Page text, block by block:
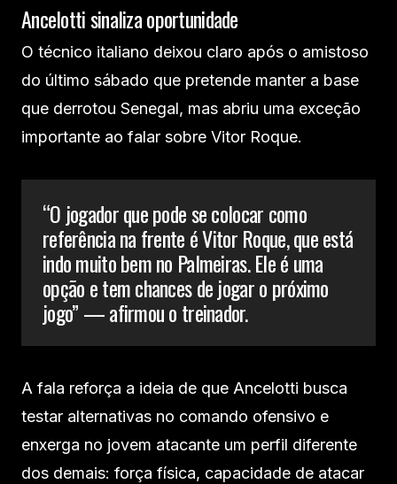
Ancelotti sinaliza oportunidade
O técnico italiano deixou claro após o amistoso
do último sábado que pretende manter a base
que derrotou Senegal, mas abriu uma exceção
importante ao falar sobre Vitor Roque.
“O jogador que pode se colocar como
referência na frente é Vitor Roque, que está
indo muito bem no Palmeiras. Ele é uma
opção e tem chances de jogar o próximo
jogo” — afirmou o treinador.
A fala reforça a ideia de que Ancelotti busca
testar alternativas no comando ofensivo e
enxerga no jovem atacante um perfil diferente
dos demais: força física, capacidade de atacar